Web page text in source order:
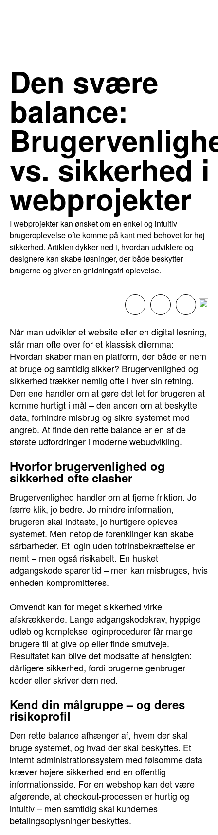
Den svære
balance:
vs. sikkerhed i
webprojekter
I webprojekter kan ønsket om en enkel og intuitiv
brugeroplevelse ofte komme på kant med behovet for høj
sikkerhed. Artiklen dykker ned i, hvordan udviklere og
designere kan skabe løsninger, der både beskytter
brugerne og giver en gnidningsfri oplevelse.
Når man udvikler et website eller en digital løsning,
står man ofte over for et klassisk dilemma:
Hvordan skaber man en platform, der både er nem
at bruge og samtidig sikker? Brugervenlighed og
sikkerhed trækker nemlig ofte i hver sin retning.
Den ene handler om at gøre det let for brugeren at
komme hurtigt i mål – den anden om at beskytte
data, forhindre misbrug og sikre systemet mod
angreb. At finde den rette balance er en af de
største udfordringer i moderne webudvikling.
Hvorfor brugervenlighed og
sikkerhed ofte clasher
Brugervenlighed handler om at fjerne friktion. Jo
færre klik, jo bedre. Jo mindre information,
brugeren skal indtaste, jo hurtigere opleves
systemet. Men netop de forenklinger kan skabe
sårbarheder. Et login uden totrinsbekræftelse er
nemt – men også risikabelt. En husket
adgangskode sparer tid – men kan misbruges, hvis
enheden kompromitteres.
Omvendt kan for meget sikkerhed virke
afskrækkende. Lange adgangskodekrav, hyppige
udløb og komplekse loginprocedurer får mange
brugere til at give op eller finde smutveje.
Resultatet kan blive det modsatte af hensigten:
dårligere sikkerhed, fordi brugerne genbruger
koder eller skriver dem ned.
Kend din målgruppe – og deres
risikoprofil
Den rette balance afhænger af, hvem der skal
bruge systemet, og hvad der skal beskyttes. Et
internt administrationssystem med følsomme data
kræver højere sikkerhed end en offentlig
informationsside. For en webshop kan det være
afgørende, at checkout-processen er hurtig og
intuitiv – men samtidig skal kundernes
betalingsoplysninger beskyttes.